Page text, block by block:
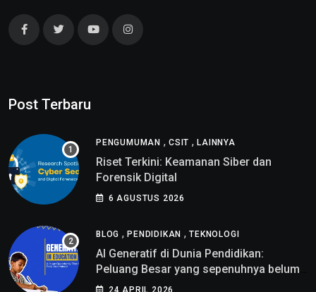
Post Terbaru
PENGUMUMAN , CSIT ,LAINNYA
Riset Terkini: Keamanan Siber dan
Forensik Digital
6 AGUSTUS 2026
BLOG ,PENDIDIKAN ,TEKNOLOGI
AI Generatif di Dunia Pendidikan:
Peluang Besar yang sepenuhnya belum
di pahami
24 APRIL 2026